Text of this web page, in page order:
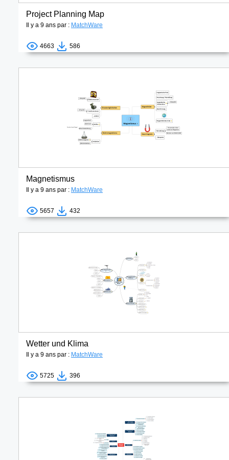
Project Planning Map
Il y a 9 ans par : MatchWare
4663 586
Magnetismus
Il y a 9 ans par : MatchWare
5657 432
Wetter und Klima
Il y a 9 ans par : MatchWare
5725 396